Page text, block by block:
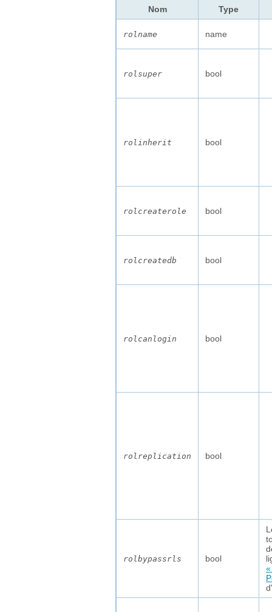
Nom Type
rolname name
rolsuper bool
rolinherit bool
rolcreaterole bool
rolcreatedb bool
rolcanlogin bool
rolreplication bool
rolbypassrls bool